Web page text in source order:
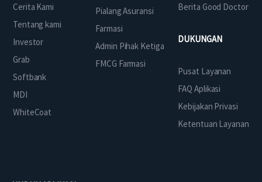
Cerita Kami
Tentang kami
Investor
Grab
Softbank
MDI
WhiteCoat
Pialang Asuransi
Farmasi
Admin Pihak Ketiga
FMCG Farmasi
Berita Good Doctor
DUKUNGAN
Pusat Layanan
FAQ Aplikasi
Kebijakan Privasi
Ketentuan Layanan